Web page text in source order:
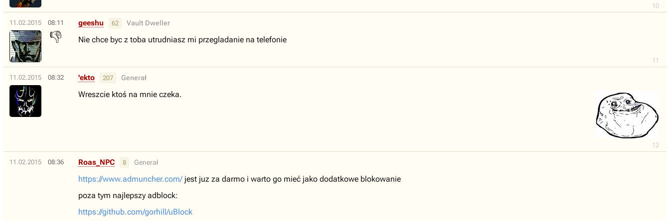
10
11.02.2015 08:11
👎
11
geeshu 62 Vault Dweller
Nie chce byc z toba utrudniasz mi przegladanie na telefonie
11.02.2015 08:32
12
'ekto 207 Generał
Wreszcie ktoś na mnie czeka.
11.02.2015 08:36 Roas_NPC 8 Generał
https://www.admuncher.com/ jest juz za darmo i warto go mieć jako dodatkowe blokowanie
poza tym najlepszy adblock:
https://github.com/gorhill/uBlock